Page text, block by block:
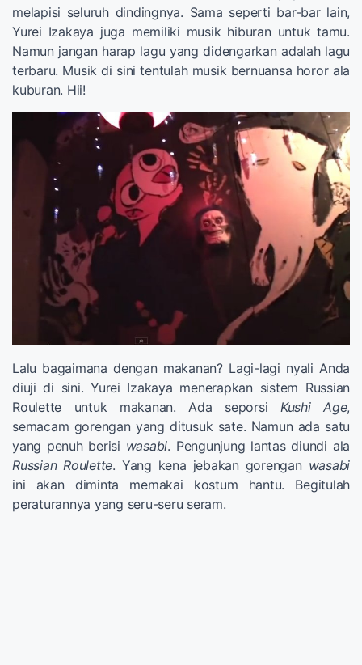
melapisi seluruh dindingnya. Sama seperti bar-bar lain,
Yurei Izakaya juga memiliki musik hiburan untuk tamu.
Namun jangan harap lagu yang didengarkan adalah lagu
terbaru. Musik di sini tentulah musik bernuansa horor ala
kuburan. Hii!
Lalu bagaimana dengan makanan? Lagi-lagi nyali Anda
diuji di sini. Yurei Izakaya menerapkan sistem Russian
Roulette untuk makanan. Ada seporsi Kushi Age,
semacam gorengan yang ditusuk sate. Namun ada satu
yang penuh berisi wasabi. Pengunjung lantas diundi ala
Russian Roulette. Yang kena jebakan gorengan wasabi
ini akan diminta memakai kostum hantu. Begitulah
peraturannya yang seru-seru seram.